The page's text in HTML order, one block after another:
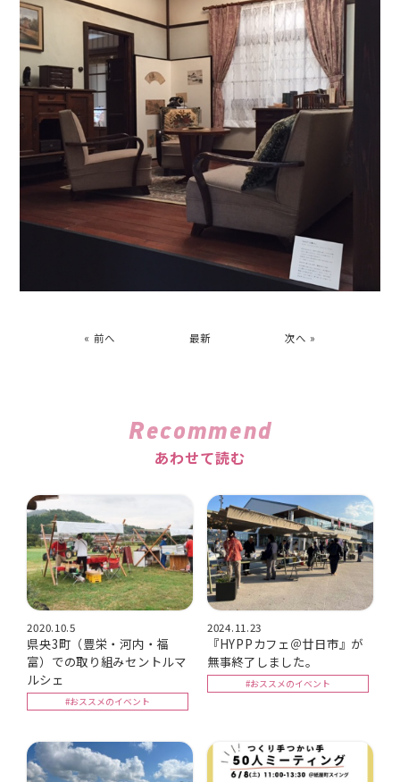
« 前へ 最新 次へ »
Recommend
あわせて読む
2020.10.5
県央3町（豊栄・河内・福
富）での取り組みセントルマ
ルシェ
#おススメのイベント
2024.11.23
『HYPPカフェ＠廿日市』が
無事終了しました。
#おススメのイベント